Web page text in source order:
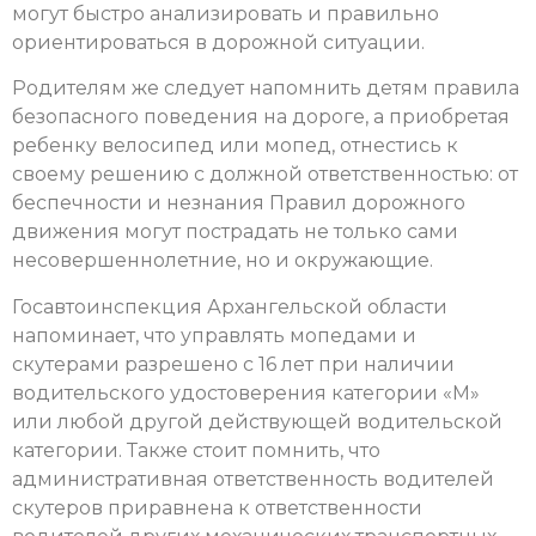
могут быстро анализировать и правильно
ориентироваться в дорожной ситуации.
Родителям же следует напомнить детям правила
безопасного поведения на дороге, а приобретая
ребенку велосипед или мопед, отнестись к
своему решению с должной ответственностью: от
беспечности и незнания Правил дорожного
движения могут пострадать не только сами
несовершеннолетние, но и окружающие.
Госавтоинспекция Архангельской области
напоминает, что управлять мопедами и
скутерами разрешено с 16 лет при наличии
водительского удостоверения категории «М»
или любой другой действующей водительской
категории. Также стоит помнить, что
административная ответственность водителей
скутеров приравнена к ответственности